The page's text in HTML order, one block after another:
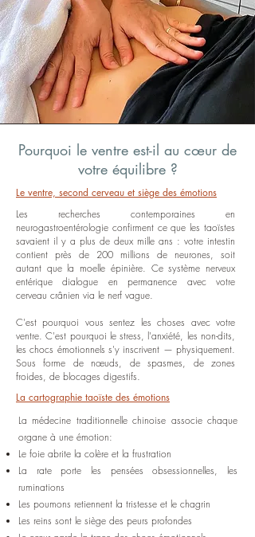
Pourquoi le ventre est-il au cœur de
votre équilibre ?
Le ventre, second cerveau et siège des émotions
Les recherches contemporaines en
neurogastroentérologie confirment ce que les taoïstes
savaient il y a plus de deux mille ans : votre intestin
contient près de 200 millions de neurones, soit
autant que la moelle épinière. Ce système nerveux
entérique dialogue en permanence avec votre
cerveau crânien via le nerf vague.
C'est pourquoi vous sentez les choses avec votre
ventre. C'est pourquoi le stress, l'anxiété, les non-dits,
les chocs émotionnels s'y inscrivent — physiquement.
Sous forme de nœuds, de spasmes, de zones
froides, de blocages digestifs.
La cartographie taoïste des émotions
La médecine traditionnelle chinoise associe chaque
organe à une émotion:
Le foie abrite la colère et la frustration
La rate porte les pensées obsessionnelles, les
ruminations
Les poumons retiennent la tristesse et le chagrin
Les reins sont le siège des peurs profondes